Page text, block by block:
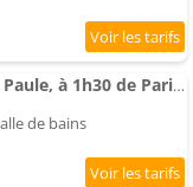
Gite La petite maison de Paule, à 1h30 de Paris. secteur calme
de bains